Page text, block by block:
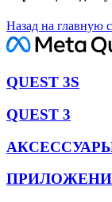
Назад на главную
QUEST 3S
QUEST 3